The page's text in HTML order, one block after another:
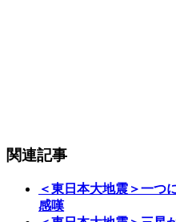
関連記事
＜東日本大地震＞一つ
感嘆